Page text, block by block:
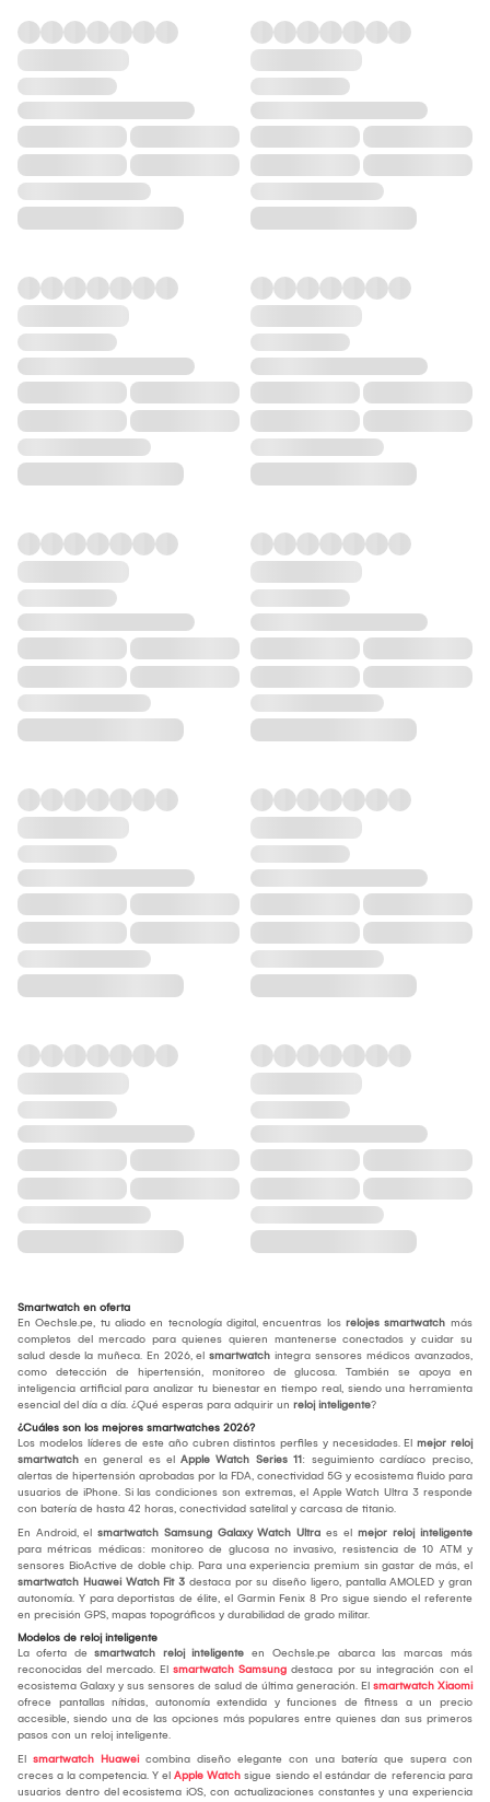
Smartwatch en oferta
En Oechsle.pe, tu aliado en tecnología digital, encuentras los relojes smartwatch más
completos del mercado para quienes quieren mantenerse conectados y cuidar su
salud desde la muñeca. En 2026, el smartwatch integra sensores médicos avanzados,
como detección de hipertensión, monitoreo de glucosa. También se apoya en
inteligencia artificial para analizar tu bienestar en tiempo real, siendo una herramienta
esencial del día a día. ¿Qué esperas para adquirir un reloj inteligente?
¿Cuáles son los mejores smartwatches 2026?
Los modelos líderes de este año cubren distintos perfiles y necesidades. El mejor reloj
smartwatch en general es el Apple Watch Series 11: seguimiento cardíaco preciso,
alertas de hipertensión aprobadas por la FDA, conectividad 5G y ecosistema fluido para
usuarios de iPhone. Si las condiciones son extremas, el Apple Watch Ultra 3 responde
con batería de hasta 42 horas, conectividad satelital y carcasa de titanio.
En Android, el smartwatch Samsung Galaxy Watch Ultra es el mejor reloj inteligente
para métricas médicas: monitoreo de glucosa no invasivo, resistencia de 10 ATM y
sensores BioActive de doble chip. Para una experiencia premium sin gastar de más, el
smartwatch Huawei Watch Fit 3 destaca por su diseño ligero, pantalla AMOLED y gran
autonomía. Y para deportistas de élite, el Garmin Fenix 8 Pro sigue siendo el referente
en precisión GPS, mapas topográficos y durabilidad de grado militar.
Modelos de reloj inteligente
La oferta de smartwatch reloj inteligente en Oechsle.pe abarca las marcas más
reconocidas del mercado. El smartwatch Samsung destaca por su integración con el
ecosistema Galaxy y sus sensores de salud de última generación. El smartwatch Xiaomi
ofrece pantallas nítidas, autonomía extendida y funciones de fitness a un precio
accesible, siendo una de las opciones más populares entre quienes dan sus primeros
pasos con un reloj inteligente.
El smartwatch Huaweicombina diseño elegante con una batería que supera con
creces a la competencia. Y el Apple Watch sigue siendo el estándar de referencia para
usuarios dentro del ecosistema iOS, con actualizaciones constantes y una experiencia